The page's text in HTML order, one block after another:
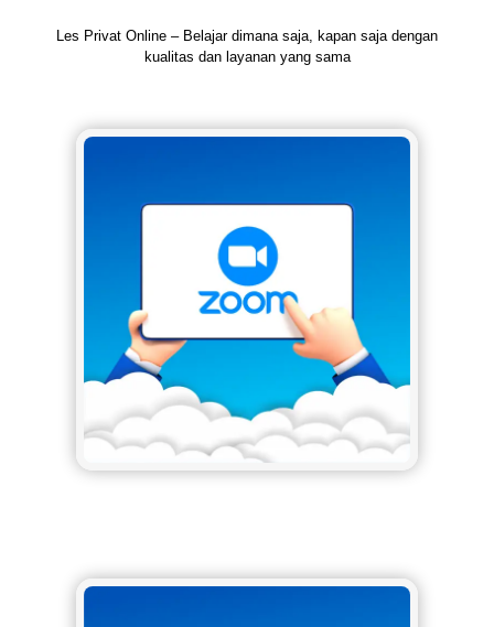
Les Privat Online – Belajar dimana saja, kapan saja dengan
kualitas dan layanan yang sama